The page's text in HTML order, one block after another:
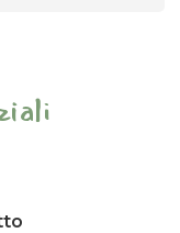
massimo non
di TPL
ufficiali.